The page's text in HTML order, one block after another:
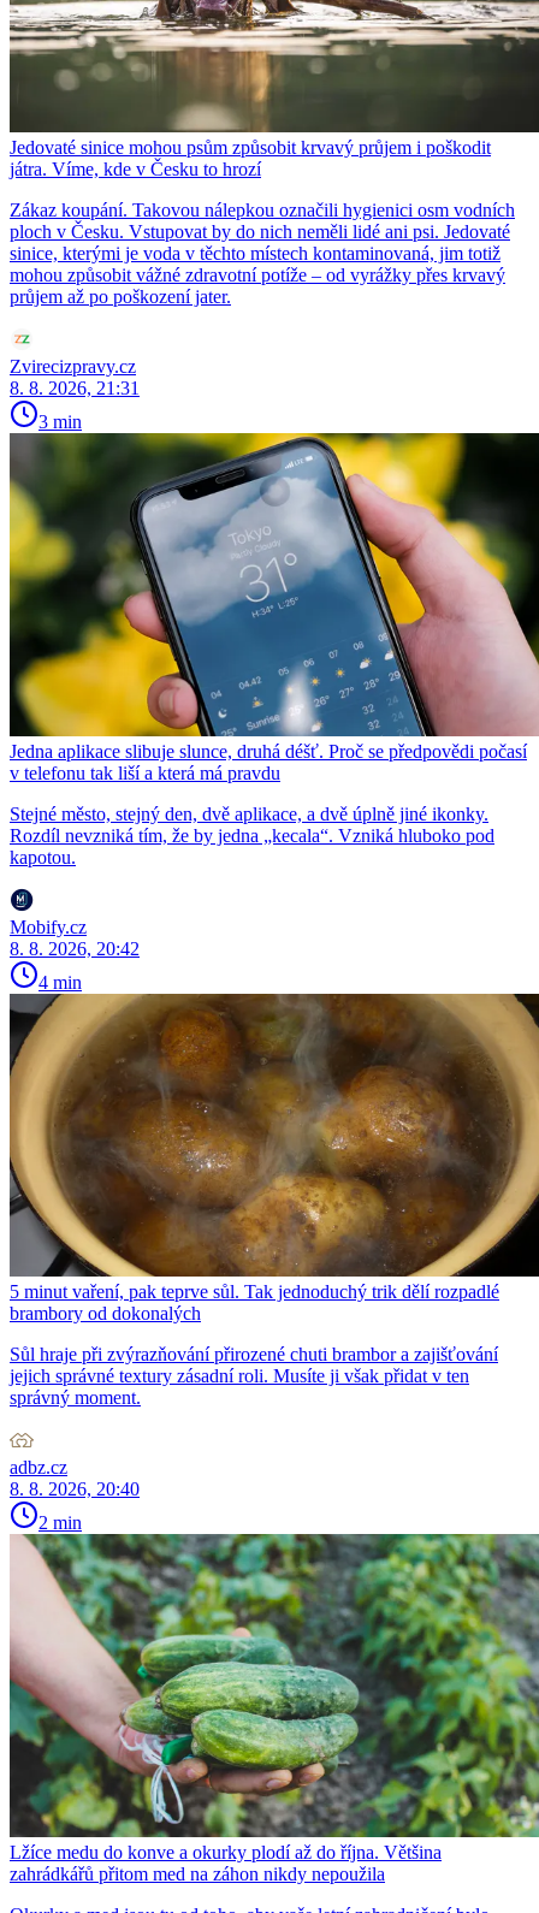
Jedovaté sinice mohou psům způsobit krvavý průjem i poškodit
játra. Víme, kde v Česku to hrozí
Zákaz koupání. Takovou nálepkou označili hygienici osm vodních
ploch v Česku. Vstupovat by do nich neměli lidé ani psi. Jedovaté
sinice, kterými je voda v těchto místech kontaminovaná, jim totiž
mohou způsobit vážné zdravotní potíže – od vyrážky přes krvavý
průjem až po poškození jater.
Zvirecizpravy.cz
8. 8. 2026, 21:31
3 min
Jedna aplikace slibuje slunce, druhá déšť. Proč se předpovědi počasí
v telefonu tak liší a která má pravdu
Stejné město, stejný den, dvě aplikace, a dvě úplně jiné ikonky.
Rozdíl nevzniká tím, že by jedna „kecala“. Vzniká hluboko pod
kapotou.
Mobify.cz
8. 8. 2026, 20:42
4 min
5 minut vaření, pak teprve sůl. Tak jednoduchý trik dělí rozpadlé
brambory od dokonalých
Sůl hraje při zvýrazňování přirozené chuti brambor a zajišťování
jejich správné textury zásadní roli. Musíte ji však přidat v ten
správný moment.
adbz.cz
8. 8. 2026, 20:40
2 min
Lžíce medu do konve a okurky plodí až do října. Většina
zahrádkářů přitom med na záhon nikdy nepoužila